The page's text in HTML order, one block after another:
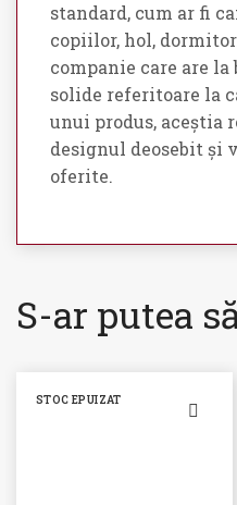
standard, cum ar fi
copiilor, hol,
companie care are
solide referitoare la
unui produs, aceștia
designul deosebit și
oferite.
S-ar putea
STOC EPUIZAT